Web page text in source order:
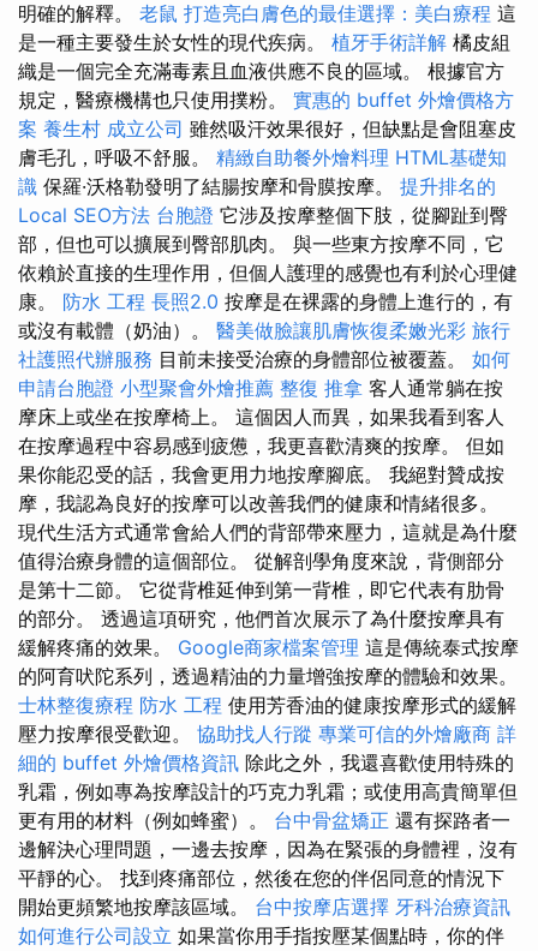
明確的解釋。 老鼠 打造亮白膚色的最佳選擇：美白療程 這
是一種主要發生於女性的現代疾病。 植牙手術詳解 橘皮組
織是一個完全充滿毒素且血液供應不良的區域。 根據官方
規定，醫療機構也只使用撲粉。 實惠的 buffet 外燴價格方
案 養生村 成立公司 雖然吸汗效果很好，但缺點是會阻塞皮
膚毛孔，呼吸不舒服。 精緻自助餐外燴料理 HTML基礎知
識 保羅·沃格勒發明了結腸按摩和骨膜按摩。 提升排名的
Local SEO方法 台胞證 它涉及按摩整個下肢，從腳趾到臀
部，但也可以擴展到臀部肌肉。 與一些東方按摩不同，它
依賴於直接的生理作用，但個人護理的感覺也有利於心理健
康。 防水 工程 長照2.0 按摩是在裸露的身體上進行的，有
或沒有載體（奶油）。 醫美做臉讓肌膚恢復柔嫩光彩 旅行
社護照代辦服務 目前未接受治療的身體部位被覆蓋。 如何
申請台胞證 小型聚會外燴推薦 整復 推拿 客人通常躺在按
摩床上或坐在按摩椅上。 這個因人而異，如果我看到客人
在按摩過程中容易感到疲憊，我更喜歡清爽的按摩。 但如
果你能忍受的話，我會更用力地按摩腳底。 我絕對贊成按
摩，我認為良好的按摩可以改善我們的健康和情緒很多。
現代生活方式通常會給人們的背部帶來壓力，這就是為什麼
值得治療身體的這個部位。 從解剖學角度來說，背側部分
是第十二節。 它從背椎延伸到第一背椎，即它代表有肋骨
的部分。 透過這項研究，他們首次展示了為什麼按摩具有
緩解疼痛的效果。 Google商家檔案管理 這是傳統泰式按摩
的阿育吠陀系列，透過精油的力量增強按摩的體驗和效果。
士林整復療程 防水 工程 使用芳香油的健康按摩形式的緩解
壓力按摩很受歡迎。 協助找人行蹤 專業可信的外燴廠商 詳
細的 buffet 外燴價格資訊 除此之外，我還喜歡使用特殊的
乳霜，例如專為按摩設計的巧克力乳霜；或使用高貴簡單但
更有用的材料（例如蜂蜜）。 台中骨盆矯正 還有探路者一
邊解決心理問題，一邊去按摩，因為在緊張的身體裡，沒有
平靜的心。 找到疼痛部位，然後在您的伴侶同意的情況下
開始更頻繁地按摩該區域。 台中按摩店選擇 牙科治療資訊
如何進行公司設立 如果當你用手指按壓某個點時，你的伴